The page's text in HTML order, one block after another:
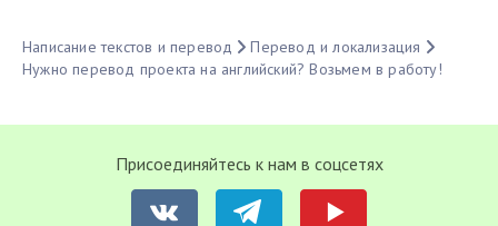
Написание текстов и перевод
Перевод и локализация
Нужно перевод проекта на английский? Возьмем в работу!
Присоединяйтесь к нам в соцсетях